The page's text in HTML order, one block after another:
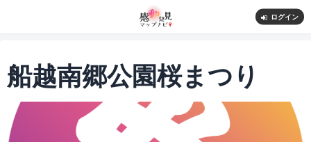
ログイン
船越南郷公園桜まつり